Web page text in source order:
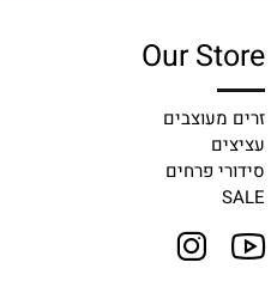
Our Store
זרים מעוצבים
עציצים
סידורי פרחים
SALE